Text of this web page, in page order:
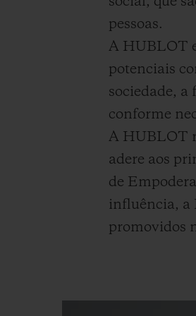
pessoas.
A HUBLOT
potenciais
sociedade, a
conforme
A HUBLOT
adere aos
de
influência, a
promovidos